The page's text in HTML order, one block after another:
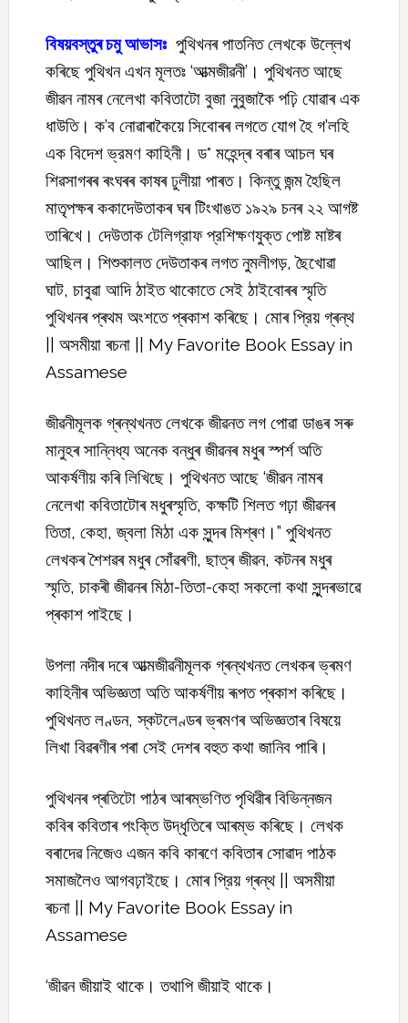
বিষয়বস্তুৰ চমু আভাসঃপুথিখনৰ পাতনিত লেখকে উল্লেখ
কৰিছে পুথিখন এখন মূলতঃ ‘আত্মজীৱনী’। পুথিখনত আছে
জীৱন নামৰ নেলেখা কবিতাটো বুজা নুবুজাকৈ পঢ়ি যোৱাৰ এক
ধাউতি। ক’ব নোৱাৰাকৈয়ে সিবোৰৰ লগতে যোগ হৈ গ’লহি
এক বিদেশ ভ্রমণ কাহিনী। ড° মহেন্দ্ৰ বৰাৰ আচল ঘৰ
শিৱসাগৰৰ ৰংঘৰৰ কাষৰ ঢুলীয়া পাৰত। কিন্তু জন্ম হৈছিল
মাতৃপক্ষৰ ককাদেউতাকৰ ঘৰ টিংখাঙত ১৯২৯ চনৰ ২২ আগষ্ট
তাৰিখে। দেউতাক টেলিগ্রাফ প্রশিক্ষণযুক্ত পোষ্ট মাষ্টৰ
আছিল। শিশুকালত দেউতাকৰ লগত নুমলীগড়, ছৈখোৱা
ঘাট, চাবুৱা আদি ঠাইত থাকোতে সেই ঠাইবোৰৰ স্মৃতি
পুথিখনৰ প্ৰথম অংশতে প্ৰকাশ কৰিছে। মোৰ প্রিয় গ্ৰন্থ
|| অসমীয়া ৰচনা || My Favorite Book Essay in
Assamese
জীৱনীমূলক গ্ৰন্থখনত লেখকে জীৱনত লগ পোৱা ডাঙৰ সৰু
মানুহৰ সান্নিধ্য অনেক বন্ধুৰ জীৱনৰ মধুৰ স্পৰ্শ অতি
আকর্ষণীয় কৰি লিখিছে। পুথিখনত আছে ‘জীৱন নামৰ
নেলেখা কবিতাটোৰ মধুৰস্মৃতি, কক্ষটি শিলত গঢ়া জীৱনৰ
তিতা, কেহা, জ্বলা মিঠা এক সুন্দৰ মিশ্ৰণ।” পুথিখনত
লেখকৰ শৈশৱৰ মধুৰ সোঁৱৰণী, ছাত্ৰ জীৱন, কটনৰ মধুৰ
স্মৃতি, চাকৰী জীৱনৰ মিঠা-তিতা-কেহা সকলো কথা সুন্দৰভাৱে
প্ৰকাশ পাইছে।
উপলা নদীৰ দৰে আত্মজীৱনীমূলক গ্ৰন্থখনত লেখকৰ ভ্ৰমণ
কাহিনীৰ অভিজ্ঞতা অতি আকর্ষণীয় ৰূপত প্ৰকাশ কৰিছে।
পুথিখনত লণ্ডন, স্কটলেণ্ডৰ ভ্ৰমণৰ অভিজ্ঞতাৰ বিষয়ে
লিখা বিৱৰণীৰ পৰা সেই দেশৰ বহুত কথা জানিব পাৰি।
পুথিখনৰ প্ৰতিটো পাঠৰ আৰম্ভণিত পৃথিৱীৰ বিভিন্নজন
কবিৰ কবিতাৰ পংক্তি উদ্ধৃতিৰে আৰম্ভ কৰিছে। লেখক
বৰাদেৱ নিজেও এজন কবি কাৰণে কবিতাৰ সোৱাদ পাঠক
সমাজলৈও আগবঢ়াইছে। মোৰ প্রিয় গ্ৰন্থ || অসমীয়া
ৰচনা || My Favorite Book Essay in
Assamese
‘জীৱন জীয়াই থাকে। তথাপি জীয়াই থাকে।